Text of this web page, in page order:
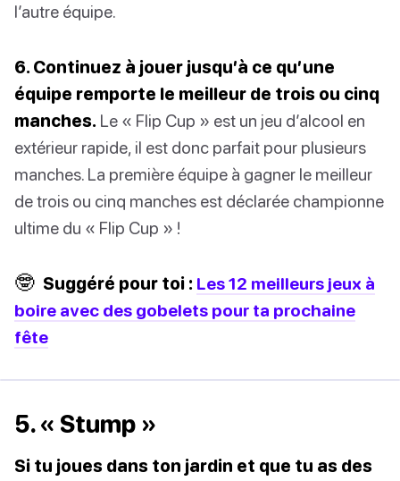
l’autre équipe.
6. Continuez à jouer jusqu’à ce qu’une
équipe remporte le meilleur de trois ou cinq
manches. Le « Flip Cup » est un jeu d’alcool en
extérieur rapide, il est donc parfait pour plusieurs
manches. La première équipe à gagner le meilleur
de trois ou cinq manches est déclarée championne
ultime du « Flip Cup » !
🤓 Suggéré pour toi : Les 12 meilleurs jeux à
boire avec des gobelets pour ta prochaine
fête
5. « Stump »
Si tu joues dans ton jardin et que tu as des